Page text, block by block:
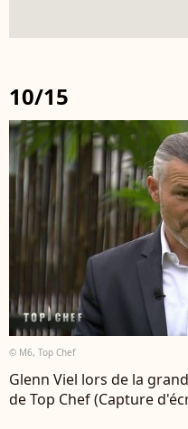
10/15
© M6, Top Chef
Glenn Viel lors de la
de Top Chef (Capture